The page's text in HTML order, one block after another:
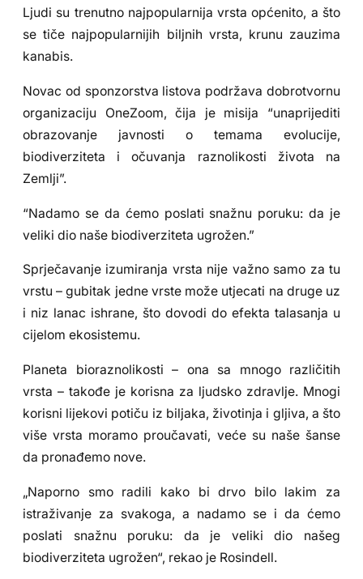
Ljudi su trenutno najpopularnija vrsta općenito, a što
se tiče najpopularnijih biljnih vrsta, krunu zauzima
kanabis.
Novac od sponzorstva listova podržava dobrotvornu
organizaciju OneZoom, čija je misija “unaprijediti
obrazovanje javnosti o temama evolucije,
biodiverziteta i očuvanja raznolikosti života na
Zemlji”.
“Nadamo se da ćemo poslati snažnu poruku: da je
veliki dio naše biodiverziteta ugrožen.”
Sprječavanje izumiranja vrsta nije važno samo za tu
vrstu – gubitak jedne vrste može utjecati na druge uz
i niz lanac ishrane, što dovodi do efekta talasanja u
cijelom ekosistemu.
Planeta bioraznolikosti – ona sa mnogo različitih
vrsta – takođe je korisna za ljudsko zdravlje. Mnogi
korisni lijekovi potiču iz biljaka, životinja i gljiva, a što
više vrsta moramo proučavati, veće su naše šanse
da pronađemo nove.
„Naporno smo radili kako bi drvo bilo lakim za
istraživanje za svakoga, a nadamo se i da ćemo
poslati snažnu poruku: da je veliki dio našeg
biodiverziteta ugrožen“, rekao je Rosindell.